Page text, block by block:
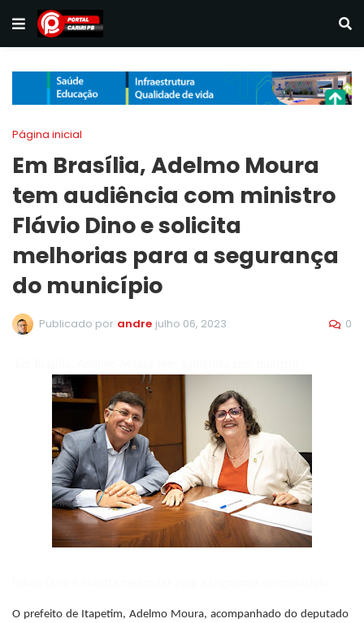
Página inicial
Em Brasília, Adelmo Moura
tem audiência com ministro
Flávio Dino e solicita
melhorias para a segurança
do município
Publicado por andre julho 06, 2023 0
O prefeito de Itapetim, Adelmo Moura, acompanhado do deputado